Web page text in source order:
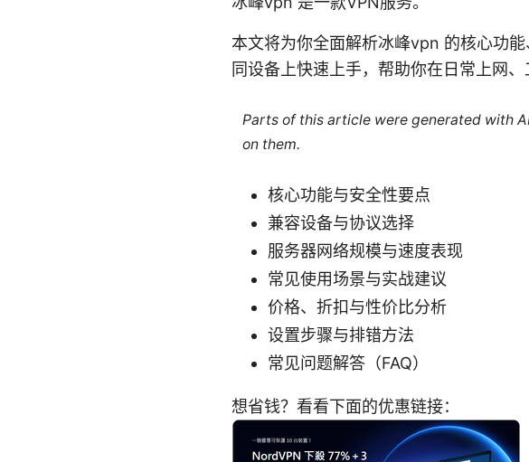
本文将为你全面解析冰峰vpn 的核心功
同设备上快速上手，帮助你在日常上网
Parts of this article were generated with
on them.
核心功能与安全性要点
兼容设备与协议选择
服务器网络规模与速度表现
常见使用场景与实战建议
价格、折扣与性价比分析
设置步骤与排错方法
常见问题解答（FAQ）
想省钱？看看下面的优惠链接：